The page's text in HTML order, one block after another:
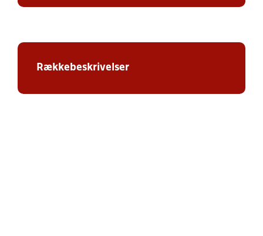
Rækkebeskrivelser